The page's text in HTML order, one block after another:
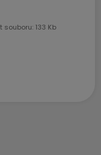
souboru: 133 Kb